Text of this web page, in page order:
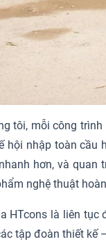
tôi, mỗi công
hội nhập toàn cầu
hơn, và
nghệ thuật
HTcons là liên
tập đoàn thiết kế